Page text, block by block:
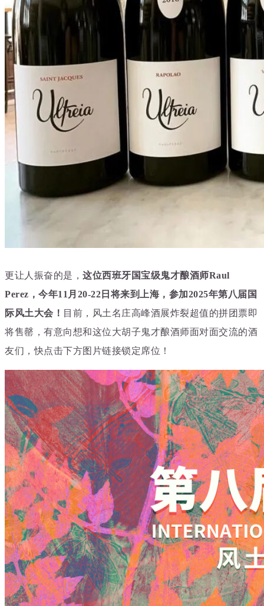
更让人振奋的是，这位西班牙国宝级鬼才酿酒师Raul
Perez，今年11月20-22日将来到上海，参加2025年第八届国
际风土大会！ 目前， 风土名庄高峰酒展炸裂超值的拼团票即
将售罄，有意向想和这位大胡子鬼才酿酒师面对面交流的酒
友们，快点击下方图片链接锁定席位！